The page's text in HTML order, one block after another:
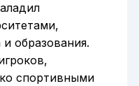
образования.
спортивными